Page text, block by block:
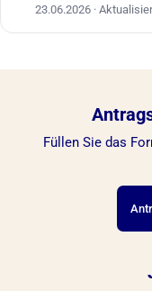
23.06.2026·
Füllen Sie das